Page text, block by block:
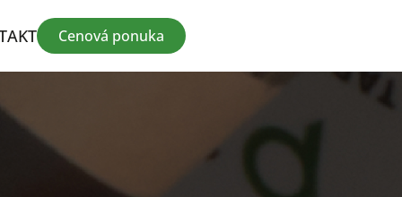
Cenová ponuka